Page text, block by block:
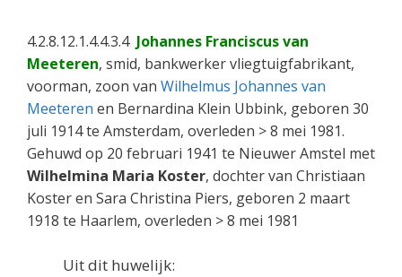
4.2.8.12.1.4.4.3.4 Johannes Franciscus van
Meeteren, smid, bankwerker vliegtuigfabrikant,
voorman, zoon van Wilhelmus Johannes van
Meeteren en Bernardina Klein Ubbink, geboren 30
juli 1914 te Amsterdam, overleden > 8 mei 1981.
Gehuwd op 20 februari 1941 te Nieuwer Amstel met
Wilhelmina Maria Koster, dochter van Christiaan
Koster en Sara Christina Piers, geboren 2 maart
1918 te Haarlem, overleden > 8 mei 1981
Uit dit huwelijk: